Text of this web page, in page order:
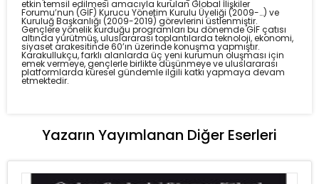
etkin temsil edilmesi amacıyla kurulan Global İlişkiler
Forumu’nun (GİF) Kurucu Yönetim Kurulu Üyeliği (2009-…) ve
Kuruluğ Başkanlığı (2009-2019) görevlerini üstlenmiştir.
Gençlere yönelik kurduğu programları bu dönemde GİF çatısı
altında yürütmüş, uluslararası toplantılarda teknoloji, ekonomi,
siyaset arakesitinde 60’ın üzerinde konuşma yapmıştır.
Karakullukçu, farklı alanlarda üç yeni kurumun oluşması için
emek vermeye, gençlerle birlikte düşünmeye ve uluslararası
platformlarda küresel gündemle ilgili katkı yapmaya devam
etmektedir.
Yazarın Yayımlanan Diğer Eserleri